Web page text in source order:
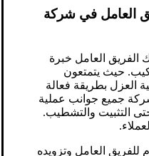
العامل في شركة
الفريق العامل خبرة
حيث يتمتعون
العزل بطريقة فعالة
جميع جوانب عملية
التثبيت والتشطيب.
للفريق العامل وتزويده